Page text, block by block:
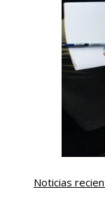
Noticias